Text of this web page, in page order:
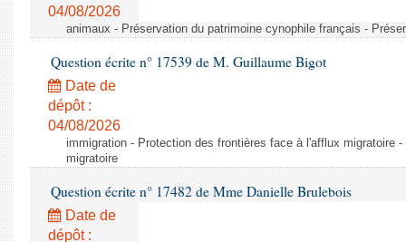
04/08/2026
animaux - Préservation du patrimoine cynophile français -
Question écrite n° 17539 de M. Guillaume Bigot
Date de
dépôt :
04/08/2026
immigration - Protection des frontières face à l'afflux migratoire
migratoire
Question écrite n° 17482 de Mme Danielle Brulebois
Date de
dépôt :